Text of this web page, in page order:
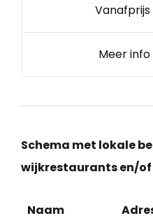
Vanafprijs
Meer info
Schema met lokale
wijkrestaurants en/
Naam